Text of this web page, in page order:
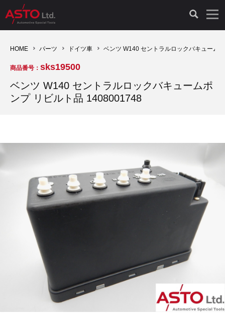
診断機（16）
キープログラマー（4）
オプション品（17）
TPMS（4）
その他（9）
診断テスター（10）
キープログラマー（20）
安定化電源ユニット（8）
バッテリーテスター（4）
古い車両用診断テスター（10）
バイク用診断テスター（7）
その他（20）
HCB TOOLS（45）
AST TOOLS（51）
ドイツ車（211）
イタリア/フランス車（27）
イギリス車（23）
アメリカ車（15）
スウェーデン車（20）
オシロスコープ（2）
オシロ関連商品（9）
その他（8）
ドイツ車（428）
イタリア/フランス車（145）
スウェーデン車（45）
日本車（40）
ロシア（8）
ブレーキキャリパーリペアキット（369）
現品修理（77）
リビルト品（58）
イモビライザーOFF（1）
その他（6）
オシロスコープ（10）
アクセサリー（13）
HOME パーツ ドイツ車 ベンツ W140 セントラルロックバキューム
商品番号： sks19500
ベンツ W140 セントラルロックバキュームポ
ンプ リビルト品 1408001748